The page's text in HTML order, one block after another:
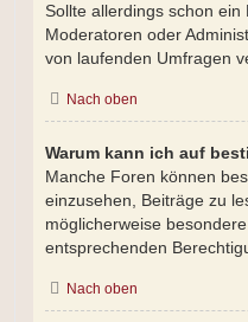
Sollte allerdings schon
Moderatoren oder
von laufenden Umfragen
Nach oben
Warum kann ich auf
Manche Foren können
einzusehen, Beiträge zu
möglicherweise
entsprechenden
Nach oben